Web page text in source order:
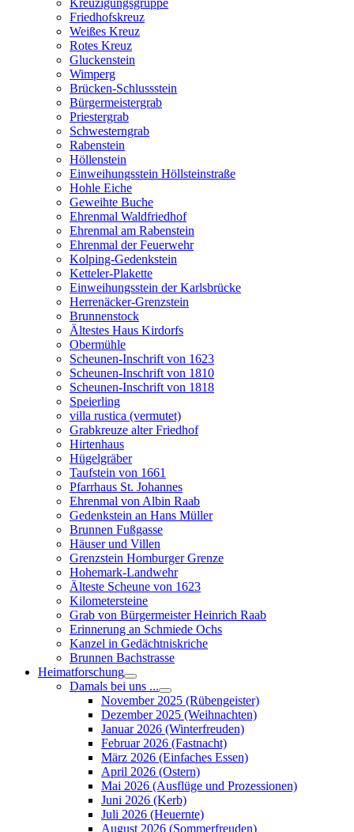
Kreuzigungsgruppe
Friedhofskreuz
Weißes Kreuz
Rotes Kreuz
Gluckenstein
Wimperg
Brücken-Schlussstein
Bürgermeistergrab
Priestergrab
Schwesterngrab
Rabenstein
Höllenstein
Einweihungsstein Höllsteinstraße
Hohle Eiche
Geweihte Buche
Ehrenmal Waldfriedhof
Ehrenmal am Rabenstein
Ehrenmal der Feuerwehr
Kolping-Gedenkstein
Ketteler-Plakette
Einweihungsstein der Karlsbrücke
Herrenäcker-Grenzstein
Brunnenstock
Ältestes Haus Kirdorfs
Obermühle
Scheunen-Inschrift von 1623
Scheunen-Inschrift von 1810
Scheunen-Inschrift von 1818
Speierling
villa rustica (vermutet)
Grabkreuze alter Friedhof
Hirtenhaus
Hügelgräber
Taufstein von 1661
Pfarrhaus St. Johannes
Ehrenmal von Albin Raab
Gedenkstein an Hans Müller
Brunnen Fußgasse
Häuser und Villen
Grenzstein Homburger Grenze
Hohemark-Landwehr
Älteste Scheune von 1623
Kilometersteine
Grab von Bürgermeister Heinrich Raab
Erinnerung an Schmiede Ochs
Kanzel in Gedächtniskriche
Brunnen Bachstrasse
Heimatforschung
Damals bei uns ...
November 2025 (Rübengeister)
Dezember 2025 (Weihnachten)
Januar 2026 (Winterfreuden)
Februar 2026 (Fastnacht)
März 2026 (Einfaches Essen)
April 2026 (Ostern)
Mai 2026 (Ausflüge und Prozessionen)
Juni 2026 (Kerb)
Juli 2026 (Heuernte)
August 2026 (Sommerfreuden)